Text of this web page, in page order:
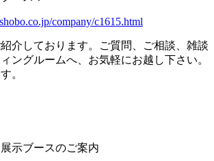
company/c1615.html
介しております。ご質問、ご相談、雑談
ングルームへ、お気軽にお越し下さい。
。
示ブースのご案内